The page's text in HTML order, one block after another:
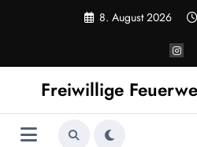
8. August 2026
Freiwillige